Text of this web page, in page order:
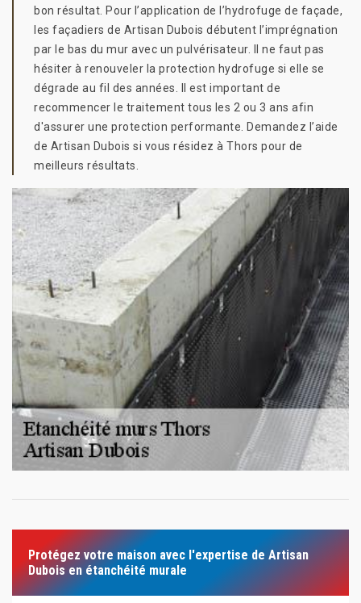
bon résultat. Pour l’application de l’hydrofuge de façade,
les façadiers de Artisan Dubois débutent l’imprégnation
par le bas du mur avec un pulvérisateur. Il ne faut pas
hésiter à renouveler la protection hydrofuge si elle se
dégrade au fil des années. Il est important de
recommencer le traitement tous les 2 ou 3 ans afin
d'assurer une protection performante. Demandez l’aide
de Artisan Dubois si vous résidez à Thors pour de
meilleurs résultats.
Protégez votre maison avec l'expertise de Artisan
Dubois en étanchéité murale